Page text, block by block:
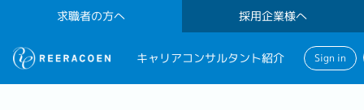
求職者の方へ 採用企業様へ
キャリアコンサルタント紹介 Sign in